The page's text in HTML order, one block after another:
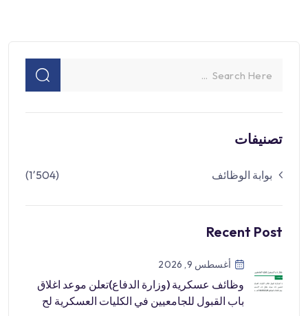
تصنيفات
بوابة الوظائف (1٬504)
Recent Post
أغسطس 9, 2026
وظائف عسكرية (وزارة الدفاع)تعلن موعد اغلاق
باب القبول للجامعيين في الكليات العسكرية لح